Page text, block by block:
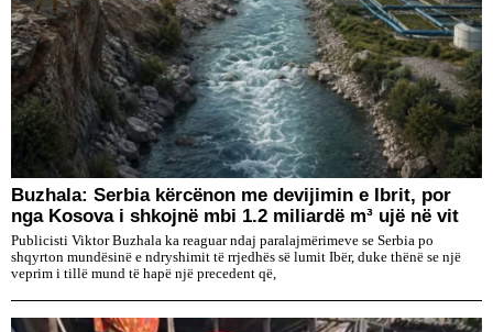
Buzhala: Serbia kërcënon me devijimin e Ibrit, por
nga Kosova i shkojnë mbi 1.2 miliardë m³ ujë në vit
Publicisti Viktor Buzhala ka reaguar ndaj paralajmërimeve se Serbia po
shqyrton mundësinë e ndryshimit të rrjedhës së lumit Ibër, duke thënë se një
veprim i tillë mund të hapë një precedent që,